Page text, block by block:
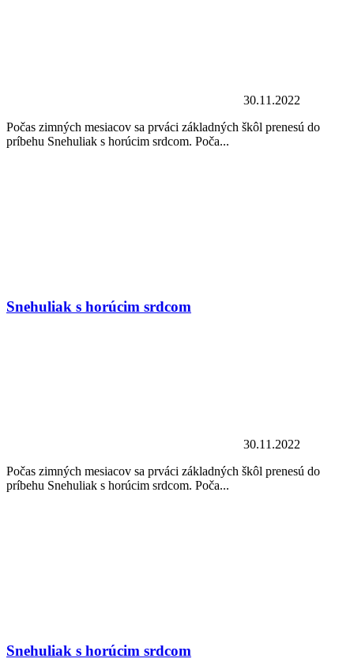
30.11.2022
Počas zimných mesiacov sa prváci základných škôl prenesú do
príbehu Snehuliak s horúcim srdcom. Poča...
Snehuliak s horúcim srdcom
30.11.2022
Počas zimných mesiacov sa prváci základných škôl prenesú do
príbehu Snehuliak s horúcim srdcom. Poča...
Snehuliak s horúcim srdcom